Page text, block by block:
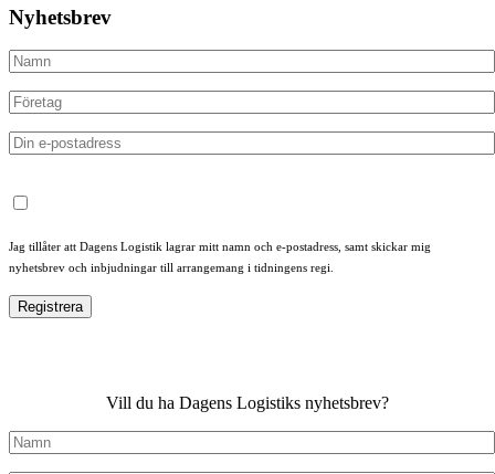
Nyhetsbrev
Jag tillåter att Dagens Logistik lagrar mitt namn och e-postadress, samt skickar mig
nyhetsbrev och inbjudningar till arrangemang i tidningens regi.
Vill du ha Dagens Logistiks nyhetsbrev?